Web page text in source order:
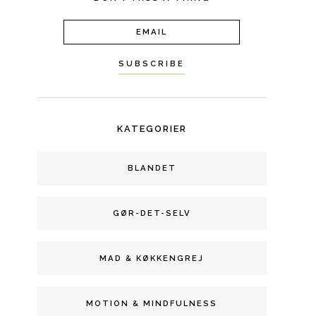
KATEGORIER
BLANDET
GØR-DET-SELV
MAD & KØKKENGREJ
MOTION & MINDFULNESS